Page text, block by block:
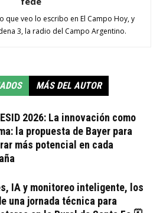
que veo lo escribo en El Campo Hoy, y
3, la radio del Campo Argentino.
MÁS DEL AUTOR
2026: La innovación como
la propuesta de Bayer para
más potencial en cada
IA y monitoreo inteligente, los
una jornada técnica para